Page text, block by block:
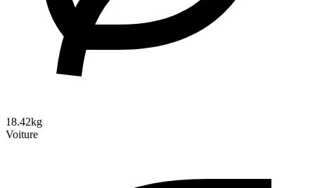
18.42kg
Voiture